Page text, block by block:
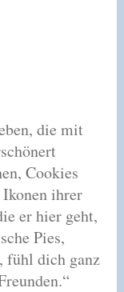
die mit
Cookies
ihrer
er hier geht,
Pies,
fühl dich ganz